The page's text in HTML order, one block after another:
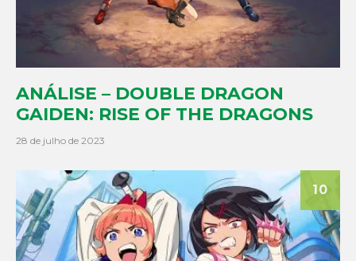
ANÁLISE – DOUBLE DRAGON
GAIDEN: RISE OF THE DRAGONS
28 de julho de 2023
10